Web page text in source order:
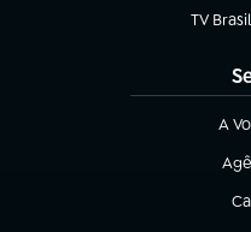
TV
(abre
A